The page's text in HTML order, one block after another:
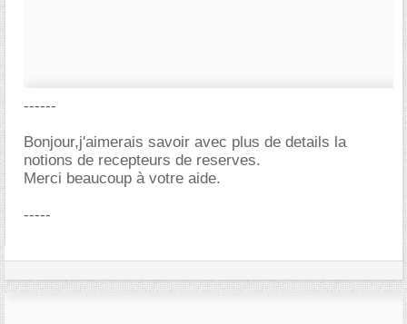
------
Bonjour,j'aimerais savoir avec plus de details la
notions de recepteurs de reserves.
Merci beaucoup à votre aide.
-----